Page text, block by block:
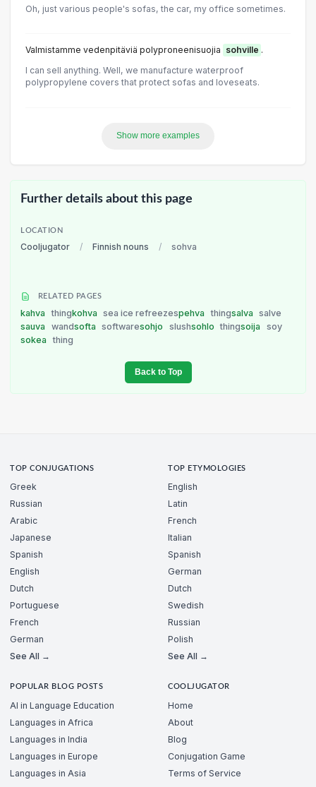
Oh, just various people's sofas, the car, my office sometimes.
Valmistamme vedenpitäviä polyproneenisuojia sohville .
I can sell anything. Well, we manufacture waterproof
polypropylene covers that protect sofas and loveseats.
Show more examples
Further details about this page
LOCATION
Cooljugator / Finnish nouns / sohva
RELATED PAGES
kahva thingkohva sea ice refreezespehva thingsalva
salve
sauva
wandsofta softwaresohjo slushsohlo thingsoija
soy
sokea
thing
Back to Top
TOP CONJUGATIONS
Greek
Russian
Arabic
Japanese
Spanish
English
Dutch
Portuguese
French
German
See All →
TOP ETYMOLOGIES
English
Latin
French
Italian
Spanish
German
Dutch
Swedish
Russian
Polish
See All →
POPULAR BLOG POSTS
AI in Language Education
Languages in Africa
Languages in India
Languages in Europe
Languages in Asia
COOLJUGATOR
Home
About
Blog
Conjugation Game
Terms of Service